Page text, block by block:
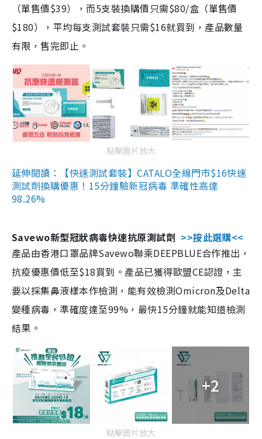
（單售價$39），而5支裝換購價只需$80/盒（單售價
$180），平均每支測試套裝只需$16就買到，產品數量
有限，售完即止。
點擊圖片放大
延伸閱讀：【快速測試套裝】CATALO全線門市$16快速
測試劑換購優惠！15分鐘驗新冠病毒 準確性高達
98.26%
Savewo新型冠狀病毒快速抗原測試劑 >>按此選購<<
產品由香港口罩品牌Savewo聯乘DEEPBLUE合作推出，
抗疫優惠價低至$18買到。產品已獲得歐盟CE認證，主
要以採集鼻液樣本作檢測，能有效檢測Omicron及Delta
變種病毒，準確度達至99%，最快15分鐘就能知道檢測
結果。
+2
點擊圖片放大